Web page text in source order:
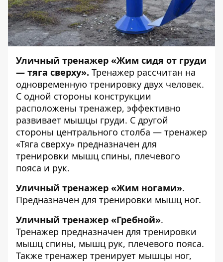
Уличный тренажер «Жим сидя от груди
— тяга сверху». Тренажер рассчитан на
одновременную тренировку двух человек.
С одной стороны конструкции
расположены тренажер, эффективно
развивает мышцы груди. С другой
стороны центрального столба — тренажер
«Тяга сверху» предназначен для
тренировки мышц спины, плечевого
пояса и рук.
Уличный тренажер «Жим ногами».
Предназначен для тренировки мышц ног.
Уличный тренажер «Гребной».
Тренажер предназначен для тренировки
мышц спины, мышц рук, плечевого пояса.
Также тренажер тренирует мышцы ног,